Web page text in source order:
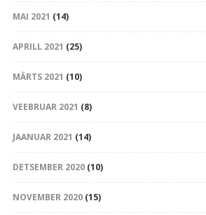
MAI 2021 (14)
APRILL 2021 (25)
MÄRTS 2021 (10)
VEEBRUAR 2021 (8)
JAANUAR 2021 (14)
DETSEMBER 2020(10)
NOVEMBER 2020(15)